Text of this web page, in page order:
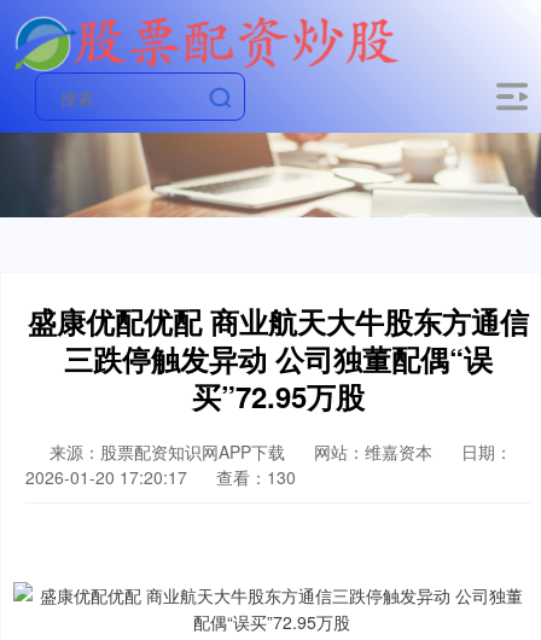
盛康优配优配 商业航天大牛股东方通信
三跌停触发异动 公司独董配偶“误
买”72.95万股
来源：股票配资知识网APP下载 网站：维嘉资本
日期：
2026-01-20 17:20:17
查看：130